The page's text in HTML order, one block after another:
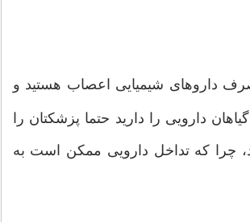
داروهای شیمیایی اعصاب هستید و
دارویی را دارید حتما پزشکتان را
چرا که تداخل دارویی ممکن است به